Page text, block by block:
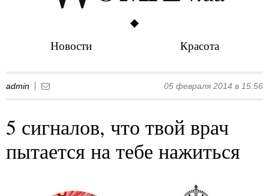
Новости Красота
admin 05 февраля 2014 в 15:56
5 сигналов, что твой врач
пытается на тебе нажиться